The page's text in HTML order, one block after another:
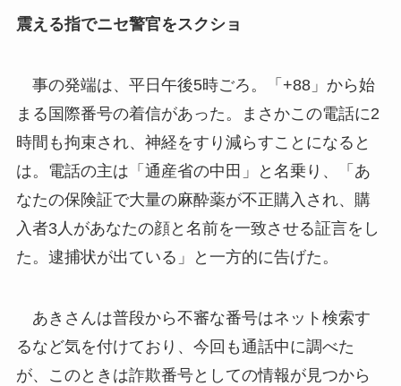
震える指でニセ警官をスクショ
事の発端は、平日午後5時ごろ。「+88」から始
まる国際番号の着信があった。まさかこの電話に2
時間も拘束され、神経をすり減らすことになると
は。電話の主は「通産省の中田」と名乗り、「あ
なたの保険証で大量の麻酔薬が不正購入され、購
入者3人があなたの顔と名前を一致させる証言をし
た。逮捕状が出ている」と一方的に告げた。
あきさんは普段から不審な番号はネット検索す
るなど気を付けており、今回も通話中に調べた
が、このときは詐欺番号としての情報が見つから